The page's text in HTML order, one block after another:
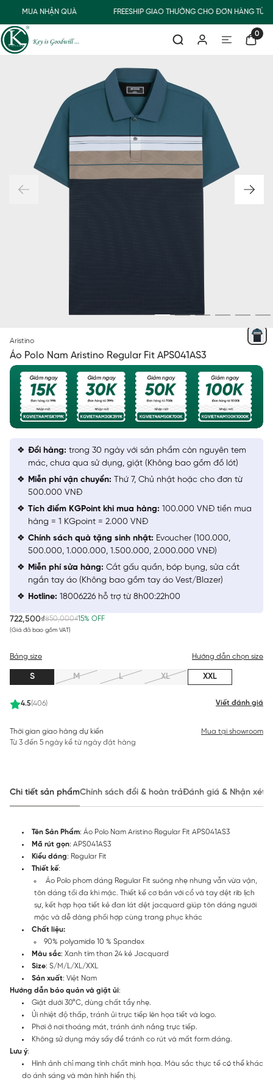
MUA NHẬN QUÀ FREESHIP GIAO THƯỜNG CHO ĐƠN HÀNG TỪ
0
Aristino
Áo Polo Nam Aristino Regular Fit APS041AS3
722,500₫850,000₫15% OFF
(Giá đã bao gồm VAT)
4.5(406) Viết đánh giá
Bảng size Hướng dẫn chọn size
S M L XL XXL
Thời gian giao hàng dự kiến
Từ 3 đến 5 ngày kể từ ngày đặt hàng
Mua tại showroom
Đổi hàng: trong 30 ngày với sản phẩm còn nguyên tem
mác, chưa qua sử dụng, giặt (Không bao gồm đồ lót)
Miễn phí vận chuyển: Thứ 7, Chủ nhật hoặc cho đơn từ
500.000 VNĐ
Tích điểm KGPoint khi mua hàng: 100.000 VNĐ tiền mua
hàng = 1 KGpoint = 2.000 VNĐ
Chính sách quà tặng sinh nhật: Evoucher (100.000,
500.000, 1.000.000, 1.500.000, 2.000.000 VNĐ)
Miễn phí sửa hàng: Cắt gấu quần, bóp bụng, sửa cắt
ngắn tay áo (Không bao gồm tay áo Vest/Blazer)
Hotline: 18006226 hỗ trợ từ 8h00:22h00
Chi tiết sản phẩmChính sách đổi & hoàn trảĐánh giá & Nhận xét
Tên Sản Phẩm: Áo Polo Nam Aristino Regular Fit APS041AS3
Mã rút gọn: APS041AS3
Kiểu dáng: Regular Fit
Thiết kế:
Áo Polo phom dáng Regular Fit suông nhẹ nhưng vẫn vừa vặn,
tôn dáng tối đa khi mặc. Thiết kế cơ bản với cổ và tay dệt rib lịch
sự, kết hợp họa tiết kẻ đan lát dệt jacquard giúp tôn dáng người
mặc và dễ dàng phối hợp cùng trang phục khác
Chất liệu:
90% polyamide 10 % Spandex
Màu sắc: Xanh tím than 24 kẻ Jacquard
Size: S/M/L/XL/XXL
Sản xuất: Việt Nam
Hướng dẫn bảo quản và giặt ủi:
Giặt dưới 30°C, dùng chất tẩy nhẹ.
Ủi nhiệt độ thấp, tránh ủi trực tiếp lên họa tiết và logo.
Phơi ở nơi thoáng mát, tránh ánh nắng trực tiếp.
Không sử dụng máy sấy để tránh co rút và mất form dáng.
Lưu ý:
Hình ảnh chỉ mang tính chất minh họa. Màu sắc thực tế có thể khác
do ánh sáng và màn hình hiển thị.